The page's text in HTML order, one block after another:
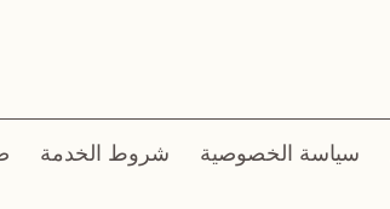
سياسة الخصوصية شروط الخدمة